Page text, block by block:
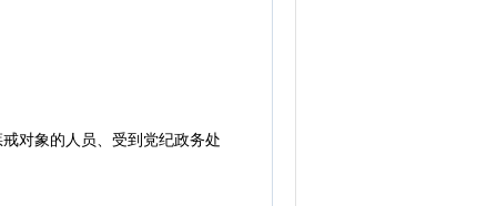
对象的人员、受到党纪政务处